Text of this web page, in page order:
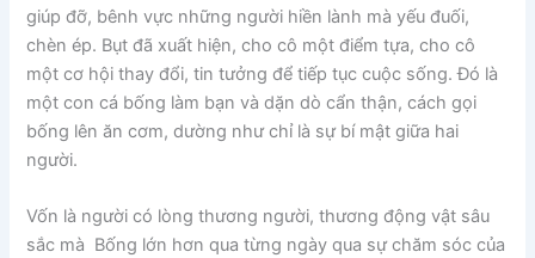
giúp đỡ, bênh vực những người hiền lành mà yếu đuối,
chèn ép. Bụt đã xuất hiện, cho cô một điểm tựa, cho cô
một cơ hội thay đổi, tin tưởng để tiếp tục cuộc sống. Đó là
một con cá bống làm bạn và dặn dò cẩn thận, cách gọi
bống lên ăn cơm, dường như chỉ là sự bí mật giữa hai
người.
Vốn là người có lòng thương người, thương động vật sâu
sắc mà Bống lớn hơn qua từng ngày qua sự chăm sóc của